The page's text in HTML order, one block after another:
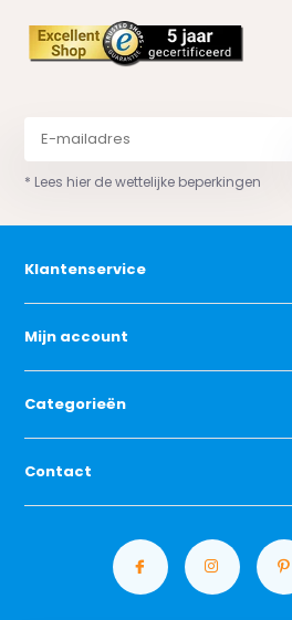
* Lees hier de wettelijke beperkingen
Klantenservice
Mijn account
Categorieën
Contact